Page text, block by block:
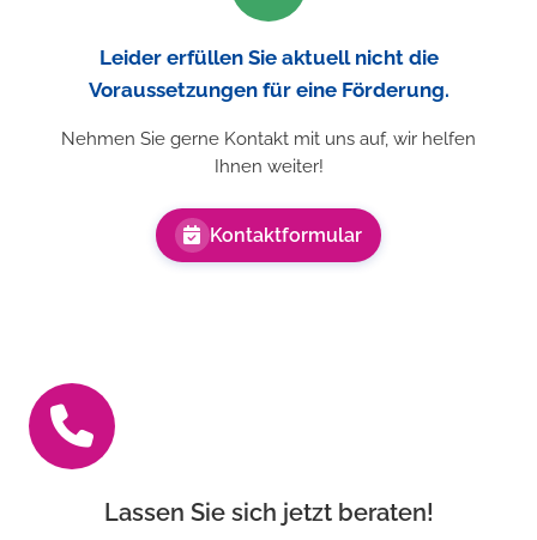
Leider erfüllen Sie aktuell nicht die
Voraussetzungen für eine Förderung.
Nehmen Sie gerne Kontakt mit uns auf, wir helfen
Ihnen weiter!
Kontaktformular
Lassen Sie sich jetzt beraten!